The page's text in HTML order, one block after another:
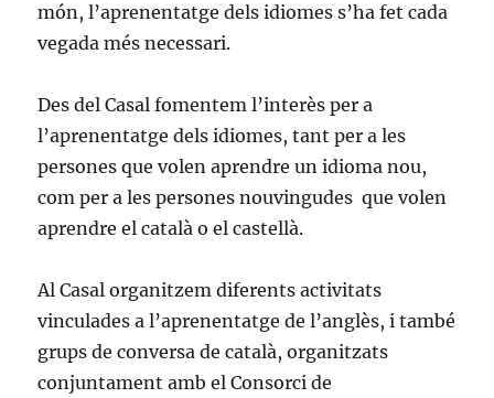
món, l’aprenentatge dels idiomes s’ha fet cada
vegada més necessari.
Des del Casal fomentem l’interès per a
l’aprenentatge dels idiomes, tant per a les
persones que volen aprendre un idioma nou,
com per a les persones nouvingudes que volen
aprendre el català o el castellà.
Al Casal organitzem diferents activitats
vinculades a l’aprenentatge de l’anglès, i també
grups de conversa de català, organitzats
conjuntament amb el Consorci de